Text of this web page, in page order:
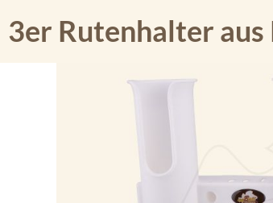
3er Rutenhalter